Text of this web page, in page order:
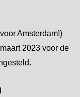
Amsterdam!)
2023 voor de